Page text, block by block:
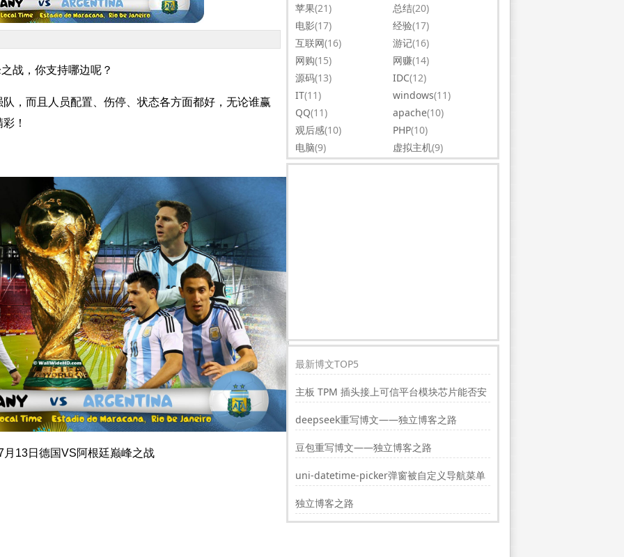
战，你支持哪边呢？
，而且人员配置、 伤停、 状态各方面都好，无论谁赢
！
月13日德国VS阿根廷巅峰之战
苹果(21) 总结(20)
电影(17) 经验(17)
互联网(16) 游记(16)
网购(15) 网赚(14)
源码(13) IDC(12)
IT(11) windows(11)
QQ(11) apache(10)
观后感(10) PHP(10)
电脑(9) 虚拟主机(9)
最新博文TOP5
主板 TPM 插头接上可信平台模块芯片能否安
装windwos11?
deepseek重写博文——独立博客之路
豆包重写博文——独立博客之路
uni-datetime-picker弹窗被自定义导航菜单
遮挡的解决方法
独立博客之路